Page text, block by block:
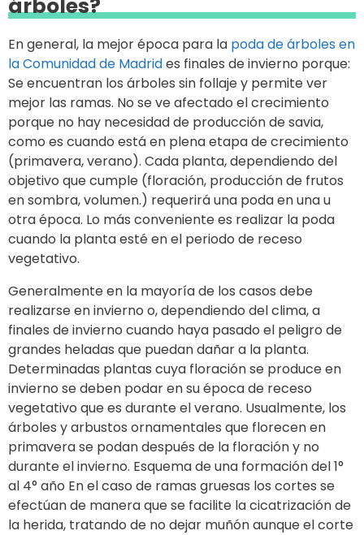
árboles?
En general, la mejor época para la poda de árboles en
la Comunidad de Madrides finales de invierno porque:
Se encuentran los árboles sin follaje y permite ver
mejor las ramas. No se ve afectado el crecimiento
porque no hay necesidad de producción de savia,
como es cuando está en plena etapa de crecimiento
(primavera, verano). Cada planta, dependiendo del
objetivo que cumple (floración, producción de frutos
en sombra, volumen.) requerirá una poda en una u
otra época. Lo más conveniente es realizar la poda
cuando la planta esté en el periodo de receso
vegetativo.
Generalmente en la mayoría de los casos debe
realizarse en invierno o, dependiendo del clima, a
finales de invierno cuando haya pasado el peligro de
grandes heladas que puedan dañar a la planta.
Determinadas plantas cuya floración se produce en
invierno se deben podar en su época de receso
vegetativo que es durante el verano. Usualmente, los
árboles y arbustos ornamentales que florecen en
primavera se podan después de la floración y no
durante el invierno. Esquema de una formación del 1°
al 4° año En el caso de ramas gruesas los cortes se
efectúan de manera que se facilite la cicatrización de
la herida, tratando de no dejar muñón aunque el corte